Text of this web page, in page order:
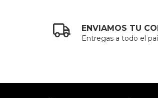
ENVIAMOS TU
Entregas a todo el